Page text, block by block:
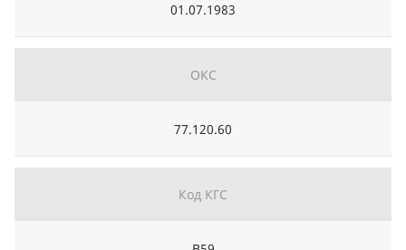
01.07.1983
ОКС
77.120.60
Код КГС